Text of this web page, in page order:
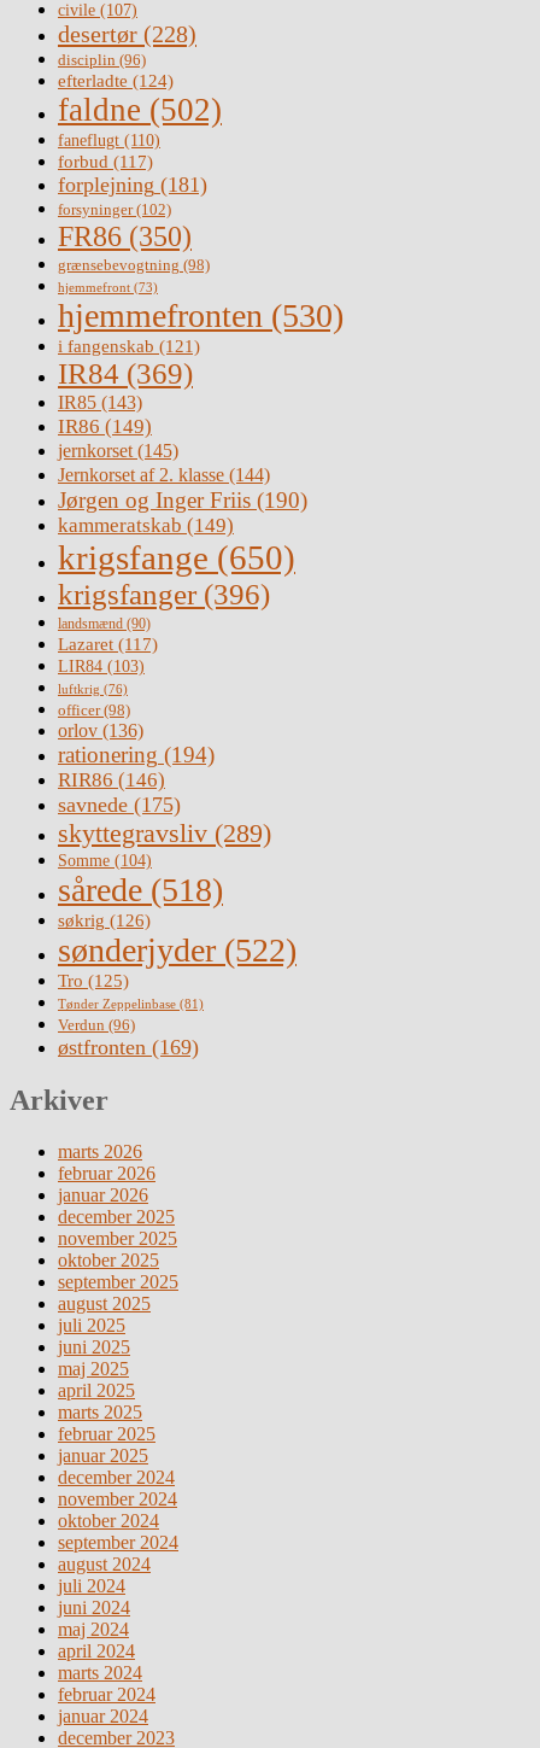
civile (107)
desertør (228)
disciplin (96)
efterladte (124)
faldne (502)
faneflugt (110)
forbud (117)
forplejning (181)
forsyninger(102)
FR86 (350)
grænsebevogtning (98)
hjemmefront (73)
hjemmefronten (530)
i fangenskab (121)
IR84 (369)
IR85 (143)
IR86 (149)
jernkorset(145)
Jernkorset af 2. klasse (144)
Jørgen og Inger Friis (190)
kammeratskab (149)
krigsfange (650)
krigsfanger (396)
landsmænd (90)
Lazaret (117)
LIR84 (103)
luftkrig (76)
officer(98)
orlov (136)
rationering (194)
RIR86 (146)
savnede (175)
skyttegravsliv (289)
Somme (104)
sårede (518)
søkrig (126)
sønderjyder (522)
Tro (125)
Tønder Zeppelinbase (81)
Verdun (96)
østfronten (169)
Arkiver
marts 2026
februar 2026
januar 2026
december 2025
november 2025
oktober 2025
september 2025
august 2025
juli 2025
juni 2025
maj 2025
april 2025
marts 2025
februar 2025
januar 2025
december 2024
november 2024
oktober 2024
september 2024
august 2024
juli 2024
juni 2024
maj 2024
april 2024
marts 2024
februar 2024
januar 2024
december 2023